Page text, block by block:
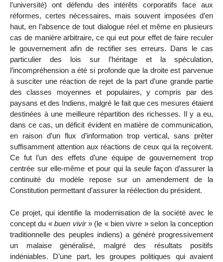
l’université) ont défendu des intérêts corporatifs face aux
réformes, certes nécessaires, mais souvent imposées d’en
haut, en l’absence de tout dialogue réel et même en plusieurs
cas de manière arbitraire, ce qui eut pour effet de faire reculer
le gouvernement afin de rectifier ses erreurs. Dans le cas
particulier des lois sur l’héritage et la spéculation,
l’incompréhension a été si profonde que la droite est parvenue
à susciter une réaction de rejet de la part d’une grande partie
des classes moyennes et populaires, y compris par des
paysans et des Indiens, malgré le fait que ces mesures étaient
destinées à une meilleure répartition des richesses. Il y a eu,
dans ce cas, un déficit évident en matière de communication,
en raison d’un flux d’information trop vertical, sans prêter
suffisamment attention aux réactions de ceux qui la reçoivent.
Ce fut l’un des effets d’une équipe de gouvernement trop
centrée sur elle-même et pour qui la seule façon d’assurer la
continuité du modèle repose sur un amendement de la
Constitution permettant d’assurer la réélection du président.
Ce projet, qui identifie la modernisation de la société avec le
concept du «buen vivir» (le « bien vivre » selon la conception
traditionnelle des peuples indiens) a généré progressivement
un malaise généralisé, malgré des résultats positifs
indéniables. D’une part, les groupes politiques qui avaient